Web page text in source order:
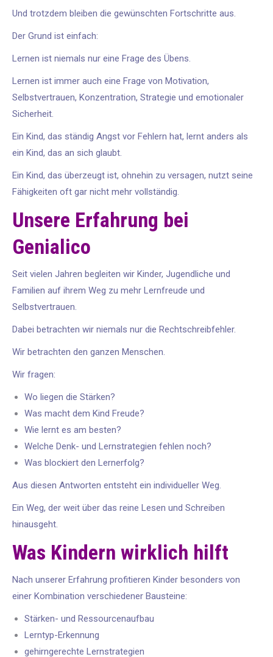
Und trotzdem bleiben die gewünschten Fortschritte aus.
Der Grund ist einfach:
Lernen ist niemals nur eine Frage des Übens.
Lernen ist immer auch eine Frage von Motivation,
Selbstvertrauen, Konzentration, Strategie und emotionaler
Sicherheit.
Ein Kind, das ständig Angst vor Fehlern hat, lernt anders als
ein Kind, das an sich glaubt.
Ein Kind, das überzeugt ist, ohnehin zu versagen, nutzt seine
Fähigkeiten oft gar nicht mehr vollständig.
Unsere Erfahrung bei
Genialico
Seit vielen Jahren begleiten wir Kinder, Jugendliche und
Familien auf ihrem Weg zu mehr Lernfreude und
Selbstvertrauen.
Dabei betrachten wir niemals nur die Rechtschreibfehler.
Wir betrachten den ganzen Menschen.
Wir fragen:
Wo liegen die Stärken?
Was macht dem Kind Freude?
Wie lernt es am besten?
Welche Denk- und Lernstrategien fehlen noch?
Was blockiert den Lernerfolg?
Aus diesen Antworten entsteht ein individueller Weg.
Ein Weg, der weit über das reine Lesen und Schreiben
hinausgeht.
Was Kindern wirklich hilft
Nach unserer Erfahrung profitieren Kinder besonders von
einer Kombination verschiedener Bausteine:
Stärken- und Ressourcenaufbau
Lerntyp-Erkennung
gehirngerechte Lernstrategien